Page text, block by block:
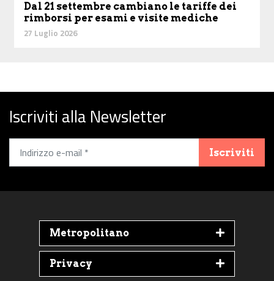
Dal 21 settembre cambiano le tariffe dei
rimborsi per esami e visite mediche
27 Luglio 2026
Iscriviti alla Newsletter
Iscriviti
Metropolitano
Privacy